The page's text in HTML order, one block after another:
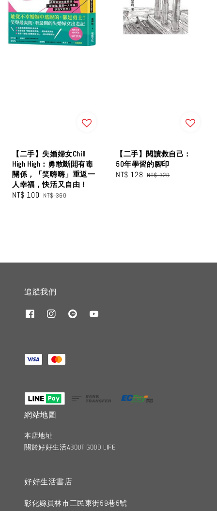
【二手】失婚婦女Chill
High High：勇敢斷開有毒
關係，「笑嗨嗨」重返一
人幸福，快活又自由！
Sale
NT$ 100 Regular
NT$ 360
【二手】閱讀救自己：
50年學習的腳印
Sale
NT$ 128 Regular
NT$ 320
追蹤我們
網站地圖
本店地址
關於好好生活ABOUT GOOD LIFE
好好生活書店
彰化縣員林市三民東街59巷5號